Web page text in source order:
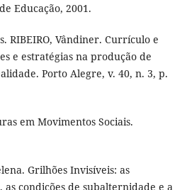
Educação, 2001.
RIBEIRO, Vândiner. Currículo e
e estratégias na produção de
Porto Alegre, v. 40, n. 3, p.
em Movimentos Sociais.
Grilhões Invisíveis: as
as condições de subalternidade e a